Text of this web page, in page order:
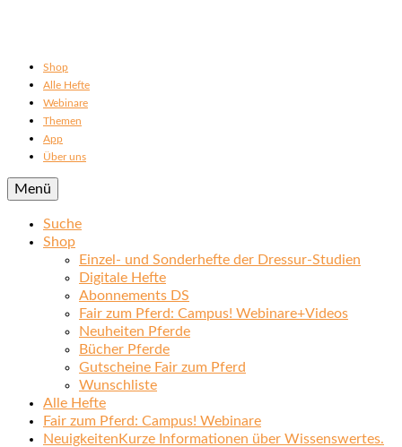
Shop
Alle Hefte
Webinare
Themen
App
Über uns
Menü
Suche
Shop
Einzel- und Sonderhefte der Dressur-Studien
Digitale Hefte
Abonnements DS
Fair zum Pferd: Campus! Webinare+Videos
Neuheiten Pferde
Bücher Pferde
Gutscheine Fair zum Pferd
Wunschliste
Alle Hefte
Fair zum Pferd: Campus! Webinare
Neuigkeiten Kurze Informationen über Wissenswertes.